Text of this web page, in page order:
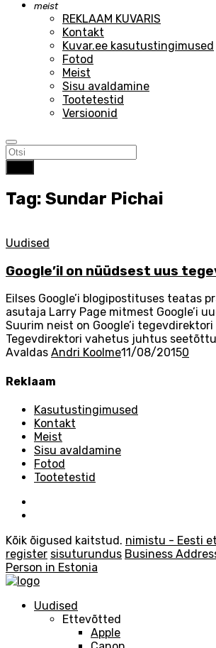
meist
REKLAAM KUVARIS
Kontakt
Kuvar.ee kasutustingimused
Fotod
Meist
Sisu avaldamine
Tootetestid
Versioonid
Tag: Sundar Pichai
Uudised
Google’il on nüüdsest uus
Eilses Google’i blogipostituses teatas
asutaja Larry Page mitmest Google’i
Suurim neist on Google’i
Tegevdirektori vahetus juhtus
Avaldas Andri Koolme11/08/20150
Reklaam
Kasutustingimused
Kontakt
Meist
Sisu avaldamine
Fotod
Tootetestid
Kõik õigused kaitstud. nimistu - Eesti
register sisuturundus Business
Person in Estonia
Uudised
Ettevõtted
Apple